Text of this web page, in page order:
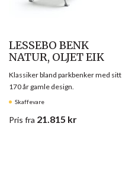
LESSEBO BENK
NATUR, OLJET EIK
Skaffevare
Klassiker bland parkbenker med sitt
170 år gamle design.
Pris fra 21.815 kr